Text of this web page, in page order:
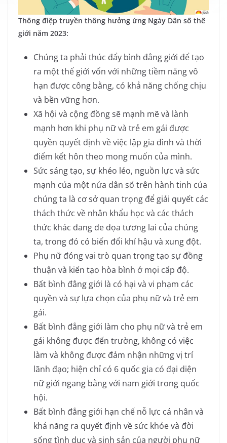
Thông điệp truyền thông hưởng ứng Ngày Dân số thế
giới năm 2023:
Chúng ta phải thúc đẩy bình đẳng giới để tạo
ra một thế giới vốn với những tiềm năng vô
hạn được công bằng, có khả năng chống chịu
và bền vững hơn.
Xã hội và cộng đồng sẽ mạnh mẽ và lành
mạnh hơn khi phụ nữ và trẻ em gái được
quyền quyết định về việc lập gia đình và thời
điểm kết hôn theo mong muốn của mình.
Sức sáng tạo, sự khéo léo, nguồn lực và sức
mạnh của một nửa dân số trên hành tinh của
chúng ta là cơ sở quan trọng để giải quyết các
thách thức về nhân khẩu học và các thách
thức khác đang đe dọa tương lai của chúng
ta, trong đó có biến đổi khí hậu và xung đột.
Phụ nữ đóng vai trò quan trọng tạo sự đồng
thuận và kiến tạo hòa bình ở mọi cấp độ.
Bất bình đẳng giới là có hại và vi phạm các
quyền và sự lựa chọn của phụ nữ và trẻ em
gái.
Bất bình đẳng giới làm cho phụ nữ và trẻ em
gái không được đến trường, không có việc
làm và không được đảm nhận những vị trí
lãnh đạo; hiện chỉ có 6 quốc gia có đại diện
nữ giới ngang bằng với nam giới trong quốc
hội.
Bất bình đẳng giới hạn chế nỗ lực cá nhân và
khả năng ra quyết định về sức khỏe và đời
sống tình dục và sinh sản của người phụ nữ